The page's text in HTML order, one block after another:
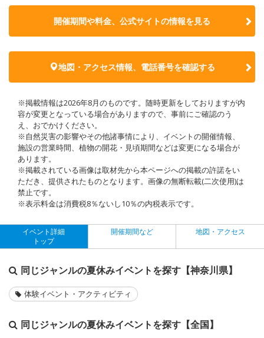
開催期間や料金、公式サイトの情報を見る
地図・アクセス情報、電話番号を確認する
※掲載情報は2026年8月のものです。随時更新をしておりますが内
容が変更となっている場合がありますので、事前にご確認のう
え、おでかけください。
※自然災害の影響やその他諸事情により、イベントの開催情報、
施設の営業時間、植物の開花・見頃期間などは変更になる場合が
あります。
※掲載されている画像は取材先から本ページへの掲載の許諾をい
ただき、提供されたものとなります。画像の無断転載(二次使用)は
禁止です。
※表示料金は消費税8％ないし10％の内税表示です。
イベント詳細
トップ
開催期間など 地図・アクセス
同じジャンルの夏休みイベントを探す【神奈川県】
体験イベント・アクティビティ
同じジャンルの夏休みイベントを探す【全国】